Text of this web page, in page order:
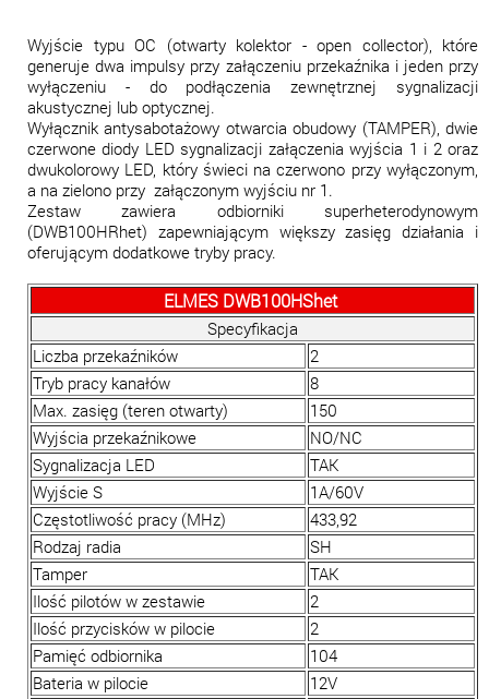
Wyjście typu OC (otwarty kolektor - open collector), które
generuje dwa impulsy przy załączeniu przekaźnika i jeden przy
wyłączeniu - do podłączenia zewnętrznej sygnalizacji
akustycznej lub optycznej.
Wyłącznik antysabotażowy otwarcia obudowy (TAMPER), dwie
czerwone diody LED sygnalizacji załączenia wyjścia 1 i 2 oraz
dwukolorowy LED, który świeci na czerwono przy wyłączonym,
a na zielono przy załączonym wyjściu nr 1.
Zestaw zawiera odbiorniki superheterodynowym
(DWB100HRhet) zapewniającym większy zasięg działania i
oferującym dodatkowe tryby pracy.
ELMES DWB100HShet
Specyfikacja
Liczba przekaźników
2
Tryb pracy kanałów
8
Max. zasięg (teren otwarty)
150
Wyjścia przekaźnikowe
NO/NC
Sygnalizacja LED
TAK
Wyjście S
1A/60V
Częstotliwość pracy (MHz)
433,92
Rodzaj radia
SH
Tamper
TAK
Ilość pilotów w zestawie
2
Ilość przycisków w pilocie
2
Pamięć odbiornika
104
Bateria w pilocie
12V